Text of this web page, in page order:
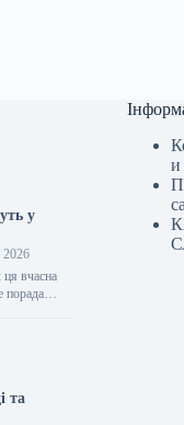
у
ця вчасна
порада
та
и